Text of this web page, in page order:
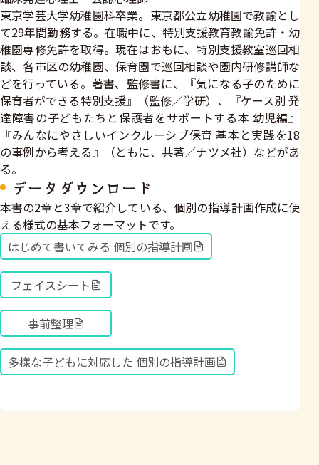
東京学芸大学幼稚園科卒業。東京都公立幼稚園で教諭とし
て29年間勤務する。在職中に、特別支援教育教諭免許・幼
稚園専修免許を取得。現在はおもに、特別支援教室巡回相
談、各市区の幼稚園、保育園で巡回相談や園内研修講師な
どを行っている。著書、監修書に、『気になる子のために
保育者ができる特別支援』（監修／学研）、『ケース別 発
達障害の子どもたちと保護者をサポートする本 幼児編』
『みんなにやさしいインクルーシブ保育 基本と実践を18
の事例から考える』（ともに、共著／ナツメ社）などがあ
る。
データダウンロード
本書の2章と3章で紹介している、個別の指導計画作成に使
える様式の基本フォーマットです。
はじめて書いてみる 個別の指導計画
フェイスシート
事前整理
多様な子どもに対応した 個別の指導計画